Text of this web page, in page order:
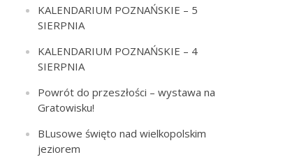
KALENDARIUM POZNAŃSKIE – 5
SIERPNIA
KALENDARIUM POZNAŃSKIE – 4
SIERPNIA
Powrót do przeszłości – wystawa na
Gratowisku!
BLusowe święto nad wielkopolskim
jeziorem